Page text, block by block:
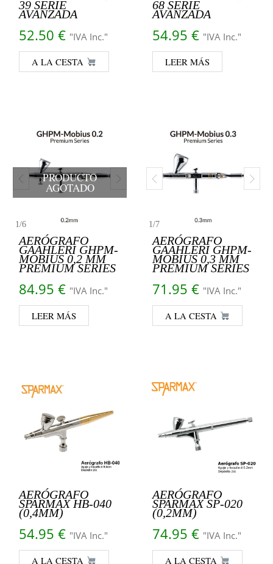
39 SERIE
AVANZADA
52.50 € "IVA Inc."
A LA CESTA
68 SERIE
AVANZADA
54.95 € "IVA Inc."
LEER MÁS
1/6
PRODUCTO
AGOTADO
AERÓGRAFO
GAAHLERI GHPM-
MOBIUS 0,2 MM
PREMIUM SERIES
84.95 € "IVA Inc."
LEER MÁS
1/7
AERÓGRAFO
GAAHLERI GHPM-
MOBIUS 0,3 MM
PREMIUM SERIES
71.95 € "IVA Inc."
A LA CESTA
AERÓGRAFO
SPARMAX HB-040
(0,4MM)
54.95 € "IVA Inc."
A LA CESTA
AERÓGRAFO
SPARMAX SP-020
(0,2MM)
74.95 € "IVA Inc."
A LA CESTA